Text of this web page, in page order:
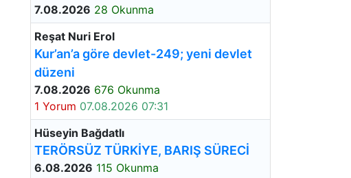
7.08.2026 28 Okunma
Reşat Nuri Erol
Kur’an’a göre devlet-249; yeni devlet
düzeni
7.08.2026 676 Okunma
1 Yorum 07.08.2026 07:31
Hüseyin Bağdatlı
TERÖRSÜZ TÜRKİYE, BARIŞ SÜRECİ
6.08.2026 115 Okunma